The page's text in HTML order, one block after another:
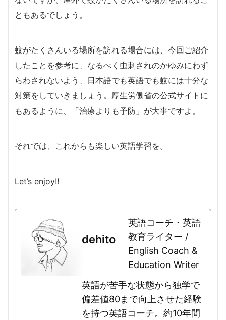
ともあるでしょう。
蚊がたくさんいる場所を訪れる場合には、今回ご紹介
したことを参考に、なるべく虫刺されのかゆみにわず
らわされないよう、日本語でも英語でも蚊には十分な
対策をしていきましょう。厚生労働省の公式サイトに
もあるように、「治療よりも予防」が大事ですよ。
それでは、これからも楽しい英語学習を。
Let’s enjoy!!
dehito
英語コーチ・英語
教育ライター /
English Coach &
Education Writer
英語が苦手な状態から独学で
偏差値80まで向上させた経験
を持つ英語コーチ。約10年間